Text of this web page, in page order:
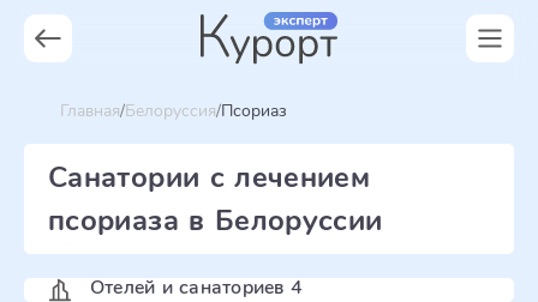
Главная Белоруссия Псориаз
Санатории с лечением
псориаза в Белоруссии
Отелей и санаториев 4